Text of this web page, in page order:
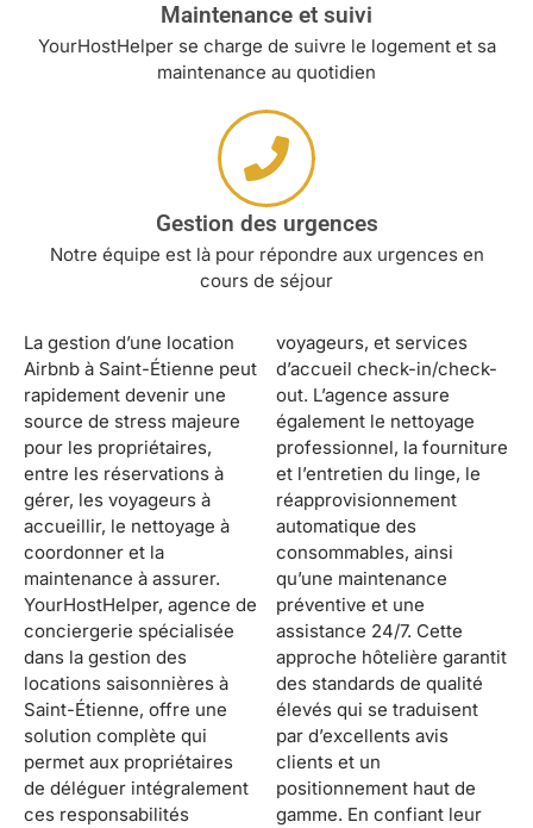
Maintenance et suivi
YourHostHelper se charge de suivre le logement et sa
maintenance au quotidien
Gestion des urgences
Notre équipe est là pour répondre aux urgences en
cours de séjour
La gestion d’une location
Airbnb à Saint-Étienne peut
rapidement devenir une
source de stress majeure
pour les propriétaires,
entre les réservations à
gérer, les voyageurs à
accueillir, le nettoyage à
coordonner et la
maintenance à assurer.
YourHostHelper, agence de
conciergerie spécialisée
dans la gestion des
locations saisonnières à
Saint-Étienne, offre une
solution complète qui
permet aux propriétaires
de déléguer intégralement
ces responsabilités
voyageurs, et services
d’accueil check-in/check-
out. L’agence assure
également le nettoyage
professionnel, la fourniture
et l’entretien du linge, le
réapprovisionnement
automatique des
consommables, ainsi
qu’une maintenance
préventive et une
assistance 24/7. Cette
approche hôtelière garantit
des standards de qualité
élevés qui se traduisent
par d’excellents avis
clients et un
positionnement haut de
gamme. En confiant leur